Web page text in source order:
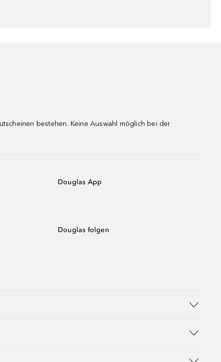
bestehen. Keine Auswahl möglich bei der
Douglas App
Douglas folgen